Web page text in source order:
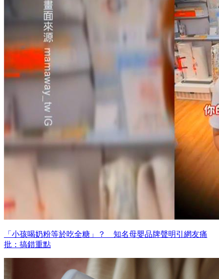
「小孩喝奶粉等於吃全糖」？ 知名母嬰品牌聲明引網友痛
批：搞錯重點